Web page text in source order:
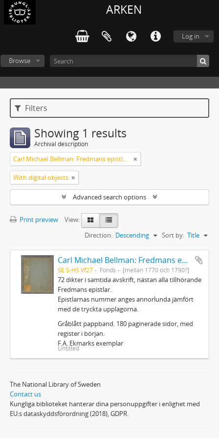
ARKEN
Log in
Browse
Filters
Showing 1 results
Archival description
Carl Michael Bellman: Fredmans epistlar m.m.
With digital objects
Advanced search options
Print preview
View:
Sort by: Title
Direction: Descending
Carl Michael Bellman: Fredmans epistlar m.m.
SE S-HS Vf27 Fonds [mellan 1770 och 1790?]
72 dikter i samtida avskrift, nästan alla tillhörande
Fredmans epistlar.
Epistlarnas nummer anges annorlunda jämfört
med de tryckta upplagorna.
Gråblått pappband. 180 paginerade sidor, med
register i början.
F.A. Ekmarks exemplar
Untitled
The National Library of Sweden
Contact us
Kungliga biblioteket hanterar dina personuppgifter i enlighet med
EU:s dataskyddsförordning (2018), GDPR.